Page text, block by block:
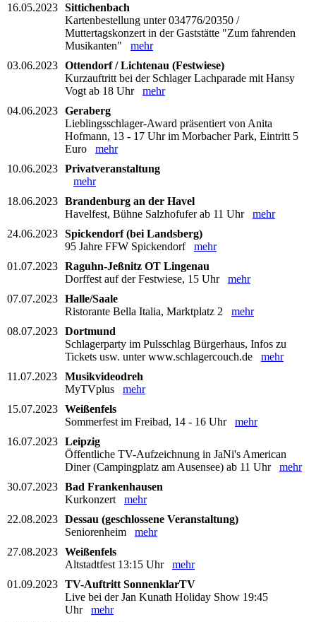
16.05.2023 Sittichenbach
Kartenbestellung unter 034776/20350 /
Muttertagskonzert in der Gaststätte "Zum fahrenden
Musikanten" mehr
03.06.2023 Ottendorf / Lichtenau (Festwiese)
Kurzauftritt bei der Schlager Lachparade mit Hansy
Vogt ab 18 Uhr mehr
04.06.2023 Geraberg
Lieblingsschlager-Award präsentiert von Anita
Hofmann, 13 - 17 Uhr im Morbacher Park, Eintritt 5
Euro mehr
10.06.2023 Privatveranstaltung
mehr
18.06.2023 Brandenburg an der Havel
Havelfest, Bühne Salzhofufer ab 11 Uhr mehr
24.06.2023 Spickendorf (bei Landsberg)
95 Jahre FFW Spickendorf mehr
01.07.2023 Raguhn-Jeßnitz OT Lingenau
Dorffest auf der Festwiese, 15 Uhr mehr
07.07.2023 Halle/Saale
Ristorante Bella Italia, Marktplatz 2 mehr
08.07.2023 Dortmund
Schlagerparty im Pulsschlag Bürgerhaus, Infos zu
Tickets usw. unter www.schlagercouch.de mehr
11.07.2023
Musikvideodreh
MyTVplus mehr
15.07.2023 Weißenfels
Sommerfest im Freibad, 14 - 16 Uhr mehr
16.07.2023 Leipzig
Öffentliche TV-Aufzeichnung in JaNi's American
Diner (Campingplatz am Ausensee) ab 11 Uhr mehr
30.07.2023 Bad Frankenhausen
Kurkonzert mehr
22.08.2023 Dessau (geschlossene Veranstaltung)
Seniorenheim mehr
27.08.2023 Weißenfels
Altstadtfest 13:15 Uhr mehr
01.09.2023 TV-Auftritt SonnenklarTV
Live bei der Jan Kunath Holiday Show 19:45
Uhr mehr